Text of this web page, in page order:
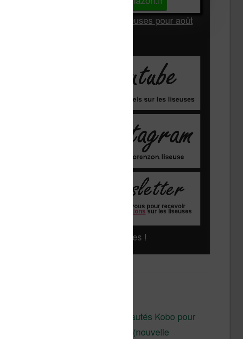
Les Meilleures liseuses pour août
Liseuses pas chères !
Les nouveautés Kobo pour
la fin 2026 (nouvelle